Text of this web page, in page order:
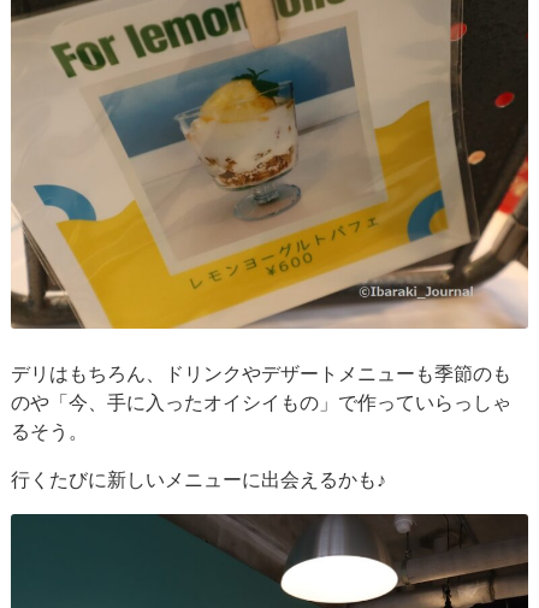
デリはもちろん、ドリンクやデザートメニューも季節のも
のや「今、手に入ったオイシイもの」で作っていらっしゃ
るそう。
行くたびに新しいメニューに出会えるかも♪